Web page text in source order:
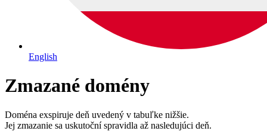
English
Zmazané domény
Doména exspiruje deň uvedený v tabuľke nižšie.
Jej zmazanie sa uskutoční spravidla až nasledujúci deň.